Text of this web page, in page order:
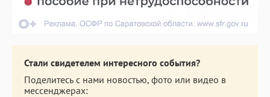
Стали свидетелем интересного события?
Поделитесь с нами новостью, фото или видео в
мессенджерах: